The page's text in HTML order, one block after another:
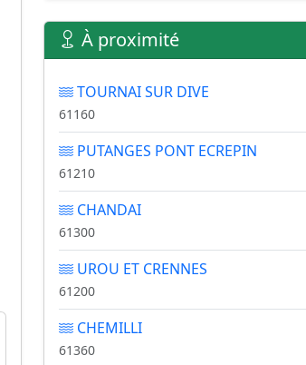
À proximité
TOURNAI SUR DIVE
61160
PUTANGES PONT ECREPIN
61210
CHANDAI
61300
UROU ET CRENNES
61200
CHEMILLI
61360